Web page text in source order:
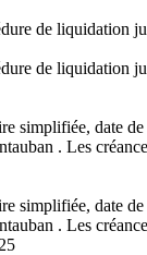
de liquidation
de liquidation
simplifiée, date
. Les
simplifiée, date
. Les